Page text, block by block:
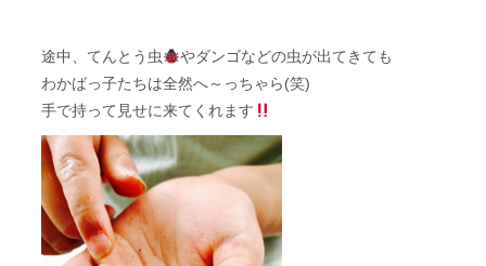
途中、てんとう虫
やダンゴなどの虫が出てきても
わかばっ子たちは全然へ～っちゃら(笑)
手で持って見せに来てくれます